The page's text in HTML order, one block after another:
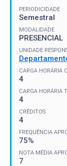
PERIODICIDADE
Semestral
MODALIDADE
PRESENCIAL
UNIDADE
CARGA HORÁRIA
4
CARGA HORÁRIA
4
CRÉDITOS
4
FREQUÊNCIA
75%
NOTA MÉDIA
7